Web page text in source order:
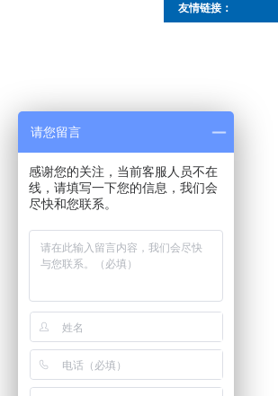
友情链接：
请您留言
感谢您的关注，当前客服人员不在
线，请填写一下您的信息，我们会
尽快和您联系。